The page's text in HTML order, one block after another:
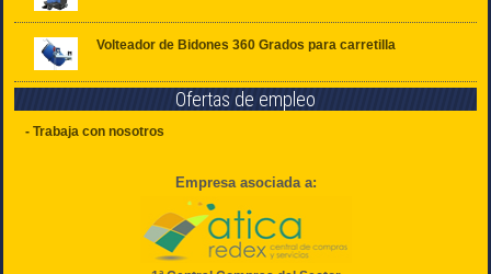
Volteador de Bidones 360 Grados para carretilla
Ofertas de empleo
- Trabaja con nosotros
Empresa asociada a: